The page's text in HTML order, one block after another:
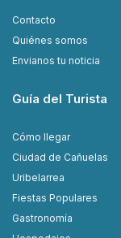
Contacto
Quiénes somos
Envianos tu noticia
Guía del Turista
Cómo llegar
Ciudad de Cañuelas
Uribelarrea
Fiestas Populares
Gastronomía